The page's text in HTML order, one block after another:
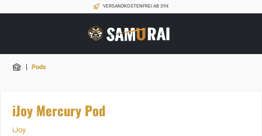
VERSANDKOSTENFREI AB 39€
| Pods
iJoy Mercury Pod
iJoy